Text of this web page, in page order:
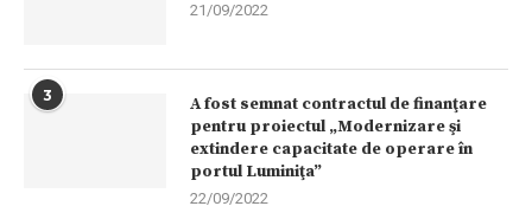
21/09/2022
3
A fost semnat contractul de finanţare
pentru proiectul „Modernizare şi
extindere capacitate de operare în
portul Luminiţa”
22/09/2022